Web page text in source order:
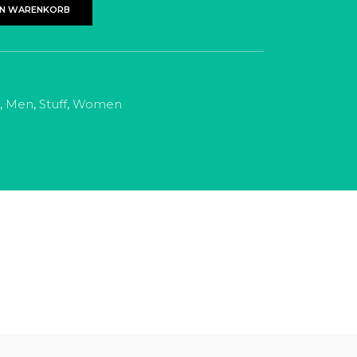
WARENKORB
, Men, Stuff, Women